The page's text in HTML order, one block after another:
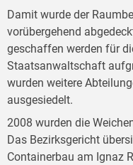
Damit wurde der
vorübergehend
geschaffen werden für
Staatsanwaltschaft
wurden weitere
ausgesiedelt.
2008 wurden die
Das Bezirksgericht
Containerbau am Ignaz